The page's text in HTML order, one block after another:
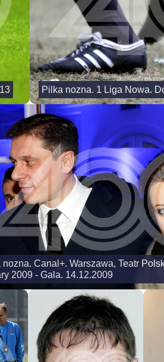
Pilka nozna. 1 Liga Nowa.
nozna. Canal+. Warszawa, Teatr
2009 - Gala. 14.12.2009